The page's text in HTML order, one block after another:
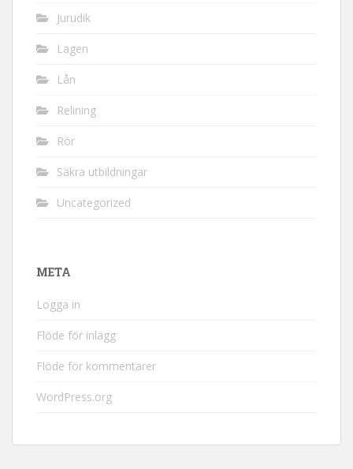
Jurudik
Lagen
Lån
Relining
Rör
Säkra utbildningar
Uncategorized
META
Logga in
Flöde för inlägg
Flöde för kommentarer
WordPress.org